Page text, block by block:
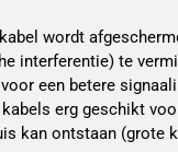
wordt
interferentie) te
een betere
erg geschikt
kan ontstaan (grote